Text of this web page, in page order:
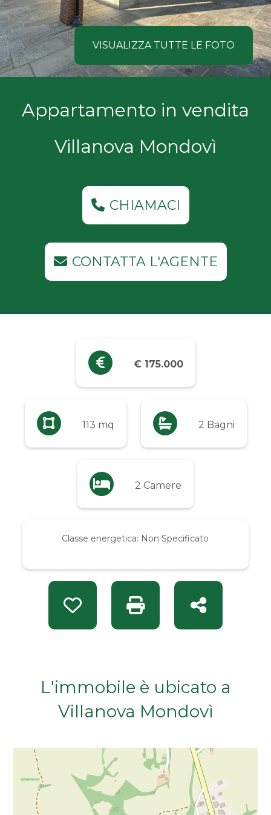
VISUALIZZA TUTTE LE FOTO
Appartamento in vendita
Villanova Mondovì
CHIAMACI
CONTATTA L'AGENTE
€ 175.000
113 mq 2 Bagni
2 Camere
Classe energetica: Non Specificato
Preferiti: Rif. EI 1671Stampa: Rif. EI 1671
Condividi
L'immobile è ubicato a
Villanova Mondovì
COSA
CERCANO
NOSTRI
Comune
Tipologia
-
Industriali
Fino a € 5.000
Da € 10.000 a € 20.000
Da € 100.000 a € 200.000
Da € 200.000 a € 400.000
Da € 600.000 a € 800.000
Da € 1.000.000 a € 2.000.000
Da € 2.000.000 a € 5.000.000